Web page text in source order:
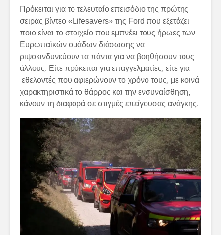
Πρόκειται για το τελευταίο επεισόδιο της πρώτης
σειράς βίντεο «Lifesavers» της Ford που εξετάζει
ποιο είναι το στοιχείο που εμπνέει τους ήρωες των
Ευρωπαϊκών ομάδων διάσωσης να
ριψοκινδυνεύουν τα πάντα για να βοηθήσουν τους
άλλους. Είτε πρόκειται για επαγγελματίες, είτε για
εθελοντές που αφιερώνουν το χρόνο τους, με κοινά
χαρακτηριστικά το θάρρος και την ενσυναίσθηση,
κάνουν τη διαφορά σε στιγμές επείγουσας ανάγκης.